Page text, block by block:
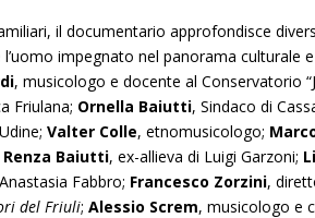
il documentario approfondisce
impegnato nel panorama culturale
, musicologo e docente al Conservatorio
Friulana; Ornella Baiutti, Sindaco di
Valter Colle, etnomusicologo;
Renza Baiutti, ex-allieva di Luigi Garzoni;
Fabbro; Francesco Zorzini,
del Friuli;Alessio Screm, musicologo e